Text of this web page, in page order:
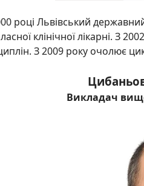
році Львівський
клінічної лікарні.
З 2009 року очолює
Викладач